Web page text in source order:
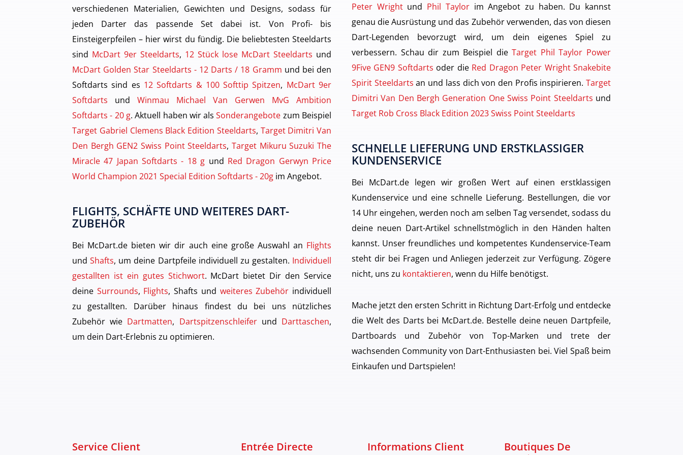
verschiedenen Materialien, Gewichten und Designs, sodass für
jeden Darter das passende Set dabei ist. Von Profi- bis
Einsteigerpfeilen – hier wirst du fündig. Die beliebtesten Steeldarts
sind McDart 9er Steeldarts, 12 Stück lose McDart Steeldarts und
McDart Golden Star Steeldarts - 12 Darts / 18 Gramm und bei den
Softdarts sind es 12 Softdarts & 100 Softtip Spitzen, McDart 9er
Softdarts und Winmau Michael Van Gerwen MvG Ambition
Softdarts - 20 g. Aktuell haben wir alsSonderangebote zum Beispiel
Target Gabriel Clemens Black Edition Steeldarts, Target Dimitri Van
Den Bergh GEN2 Swiss Point Steeldarts,Target Mikuru Suzuki The
Miracle 47 Japan Softdarts - 18 g und Red Dragon Gerwyn Price
World Champion 2021 Special Edition Softdarts - 20g im Angebot.
FLIGHTS, SCHÄFTE UND WEITERES DART-
ZUBEHÖR
Bei McDart.de bieten wir dir auch eine große Auswahl an Flights
undShafts, um deine Dartpfeile individuell zu gestalten. Individuell
gestallten ist ein gutes Stichwort. McDart bietet Dir den Service
deine Surrounds, Flights, Shafts und weiteres Zubehör individuell
zu gestallten. Darüber hinaus findest du bei uns nützliches
Zubehör wie Dartmatten, Dartspitzenschleiferund Darttaschen,
um dein Dart-Erlebnis zu optimieren.
Peter Wrightund Phil Taylorim Angebot zu haben. Du kannst
genau die Ausrüstung und das Zubehör verwenden, das von diesen
Dart-Legenden bevorzugt wird, um dein eigenes Spiel zu
verbessern. Schau dir zum Beispiel dieTarget Phil Taylor Power
9Five GEN9 Softdarts oder die Red Dragon Peter Wright Snakebite
Spirit Steeldarts an und lass dich von den Profis inspirieren.Target
Dimitri Van Den Bergh Generation One Swiss Point Steeldarts und
Target Rob Cross Black Edition 2023 Swiss Point Steeldarts
SCHNELLE LIEFERUNG UND ERSTKLASSIGER
KUNDENSERVICE
Bei McDart.de legen wir großen Wert auf einen erstklassigen
Kundenservice und eine schnelle Lieferung. Bestellungen, die vor
14 Uhr eingehen, werden noch am selben Tag versendet, sodass du
deine neuen Dart-Artikel schnellstmöglich in den Händen halten
kannst. Unser freundliches und kompetentes Kundenservice-Team
steht dir bei Fragen und Anliegen jederzeit zur Verfügung. Zögere
nicht, uns zu kontaktieren, wenn du Hilfe benötigst.
Mache jetzt den ersten Schritt in Richtung Dart-Erfolg und entdecke
die Welt des Darts bei McDart.de. Bestelle deine neuen Dartpfeile,
Dartboards und Zubehör von Top-Marken und trete der
wachsenden Community von Dart-Enthusiasten bei. Viel Spaß beim
Einkaufen und Dartspielen!
Service Client Entrée Directe Informations Client
Boutiques De